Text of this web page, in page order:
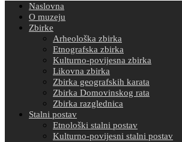
Naslovna
O muzeju
Zbirke
Arheološka zbirka
Etnografska zbirka
Kulturno-povijesna zbirka
Likovna zbirka
Zbirka geografskih karata
Zbirka Domovinskog rata
Zbirka razglednica
Stalni postav
Etnološki stalni postav
Kulturno-povijesni stalni postav